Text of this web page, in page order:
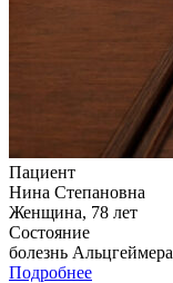
Пациент
Нина Степановна
Женщина, 78 лет
Состояние
болезнь Альцгеймера
Подробнее